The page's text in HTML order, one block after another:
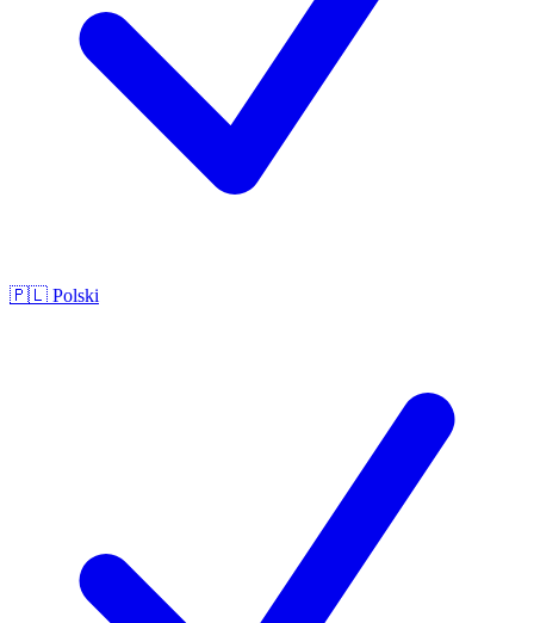
🇵🇱 Polski